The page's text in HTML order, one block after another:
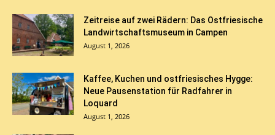
Zeitreise auf zwei Rädern: Das Ostfriesische
Landwirtschaftsmuseum in Campen
August 1, 2026
Kaffee, Kuchen und ostfriesisches Hygge:
Neue Pausenstation für Radfahrer in
Loquard
August 1, 2026